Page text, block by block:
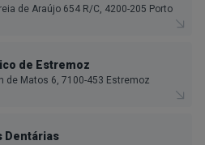
de Araújo 654 R/C, 4200-205 Porto
de Estremoz
de Matos 6, 7100-453 Estremoz
Dentárias